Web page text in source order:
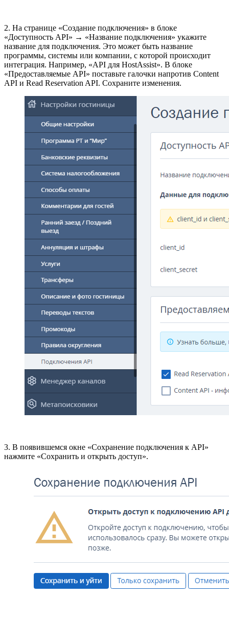
2. На странице «Создание подключения» в блоке
«Доступность API» → «Название подключения» укажите
название для подключения. Это может быть название
программы, системы или компании, с которой происходит
интеграция. Например, «API для HostAssist». В блоке
«Предоставляемые API» поставьте галочки напротив Content
API и Read Reservation API. Сохраните изменения.
3. В появившемся окне «Сохранение подключения к API»
нажмите «Сохранить и открыть доступ».